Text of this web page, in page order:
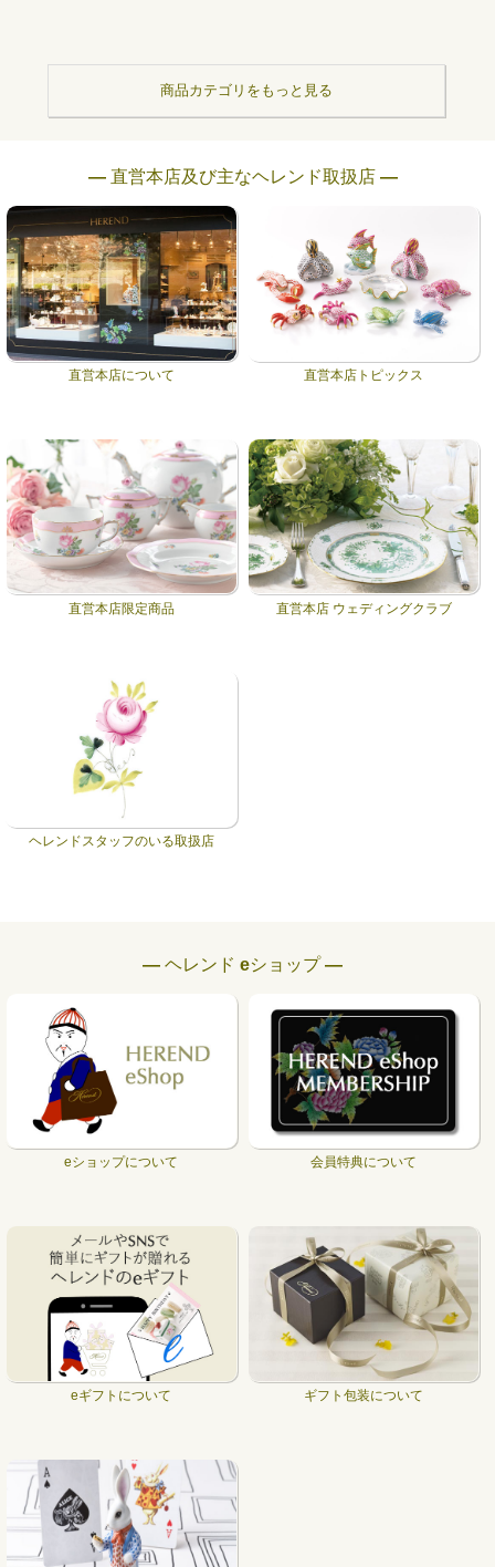
商品カテゴリをもっと見る
― 直営本店及び主なヘレンド取扱店 ―
直営本店について 直営本店トピックス
直営本店限定商品 直営本店 ウェディングクラブ
ヘレンドスタッフのいる取扱店
― ヘレンド eショップ ―
eショップについて 会員特典について
eギフトについて ギフト包装について